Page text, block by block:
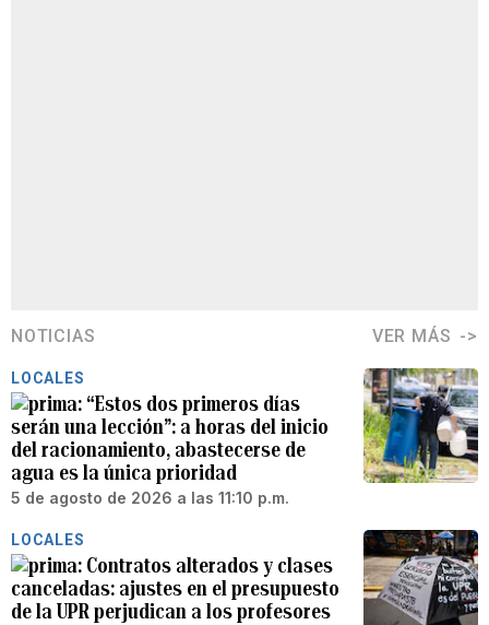
NOTICIAS VER MÁS
LOCALES
“Estos dos primeros días
serán una lección”: a horas del inicio
del racionamiento, abastecerse de
agua es la única prioridad
5 de agosto de 2026 a las 11:10 p.m.
LOCALES
Contratos alterados y clases
canceladas: ajustes en el presupuesto
de la UPR perjudican a los profesores